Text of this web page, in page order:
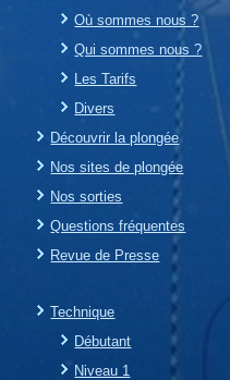
Où sommes nous ?
Qui sommes nous ?
Les Tarifs
Divers
Découvrir la plongée
Nos sites de plongée
Nos sorties
Questions fréquentes
Revue de Presse
Technique
Débutant
Niveau 1